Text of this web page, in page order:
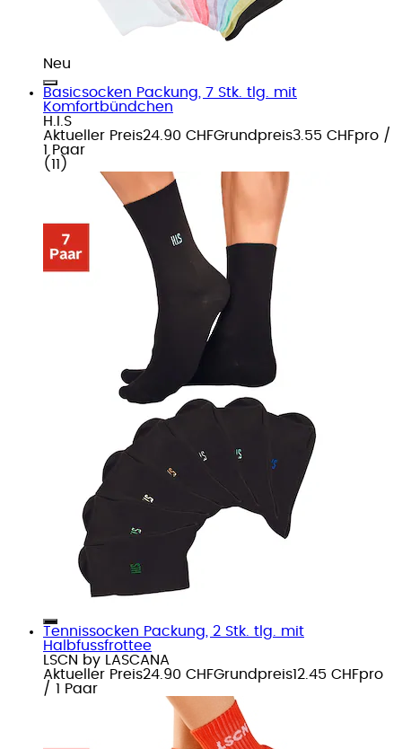
Neu
Basicsocken Packung, 7 Stk. tlg. mit
Komfortbündchen
H.I.S
Aktueller Preis24.90 CHFGrundpreis3.55 CHFpro /
1 Paar
( 11 )
Tennissocken Packung, 2 Stk. tlg. mit
Halbfussfrottee
LSCN by LASCANA
Aktueller Preis24.90 CHFGrundpreis12.45 CHFpro
/ 1 Paar